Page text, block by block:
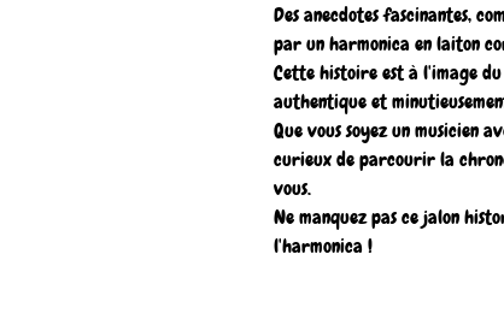
Des anecdotes fascinantes,
par un harmonica en laiton
Cette histoire est à l'image
authentique et
Que vous soyez un musicien
curieux de parcourir la
vous.
Ne manquez pas ce jalon
l'harmonica !